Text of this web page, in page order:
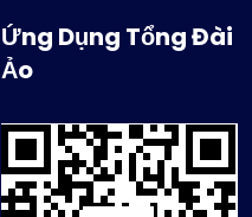
Ứng Dụng Tổng Đài
Ảo